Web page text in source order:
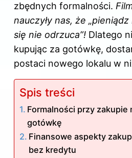
zbędnych formalności.
nauczyły nas, że
się nie odrzuca”! Dlatego
kupując za gotówkę,
postaci nowego lokalu w
Spis treści
Formalności przy zakupie
gotówkę
Finansowe aspekty
bez kredytu